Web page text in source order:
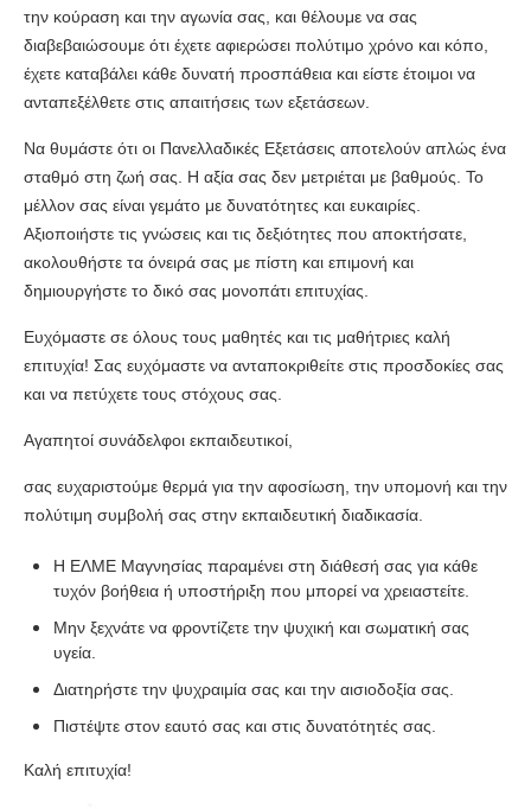
την κούραση και την αγωνία σας, και θέλουμε να σας
διαβεβαιώσουμε ότι έχετε αφιερώσει πολύτιμο χρόνο και κόπο,
έχετε καταβάλει κάθε δυνατή προσπάθεια και είστε έτοιμοι να
ανταπεξέλθετε στις απαιτήσεις των εξετάσεων.
Να θυμάστε ότι οι Πανελλαδικές Εξετάσεις αποτελούν απλώς ένα
σταθμό στη ζωή σας. Η αξία σας δεν μετριέται με βαθμούς. Το
μέλλον σας είναι γεμάτο με δυνατότητες και ευκαιρίες.
Αξιοποιήστε τις γνώσεις και τις δεξιότητες που αποκτήσατε,
ακολουθήστε τα όνειρά σας με πίστη και επιμονή και
δημιουργήστε το δικό σας μονοπάτι επιτυχίας.
Ευχόμαστε σε όλους τους μαθητές και τις μαθήτριες καλή
επιτυχία! Σας ευχόμαστε να ανταποκριθείτε στις προσδοκίες σας
και να πετύχετε τους στόχους σας.
Αγαπητοί συνάδελφοι εκπαιδευτικοί,
σας ευχαριστούμε θερμά για την αφοσίωση, την υπομονή και την
πολύτιμη συμβολή σας στην εκπαιδευτική διαδικασία.
Η ΕΛΜΕ Μαγνησίας παραμένει στη διάθεσή σας για κάθε
τυχόν βοήθεια ή υποστήριξη που μπορεί να χρειαστείτε.
Μην ξεχνάτε να φροντίζετε την ψυχική και σωματική σας
υγεία.
Διατηρήστε την ψυχραιμία σας και την αισιοδοξία σας.
Πιστέψτε στον εαυτό σας και στις δυνατότητές σας.
Καλή επιτυχία!